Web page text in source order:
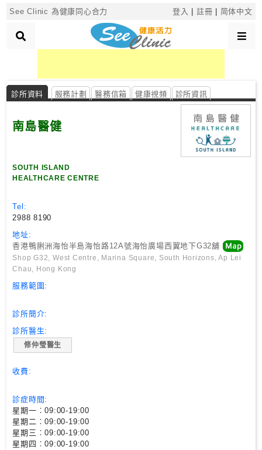
See Clinic 為健康同心合力 登入 註冊 简体中文
所
類
尋
診
按
區
搜
尋
小
時
應
診
症
室
服
務
×
診所資料 服務計劃 醫務信箱 健康視頻 診所資訊
南島醫健
SOUTH ISLAND
HEALTHCARE CENTRE
Tel:
2988 8190
地址:
香港鴨脷洲海怡半島海怡路12A號海怡廣場西翼地下G32舖
Shop G32, West Centre, Marina Square, South Horizons, Ap Lei
Chau, Hong Kong
服務範圍:
診所簡介:
診所醫生:
修仲瑩醫生
收費:
診症時間:
星期一︰09:00-19:00
星期二︰09:00-19:00
星期三︰09:00-19:00
星期四︰09:00-19:00